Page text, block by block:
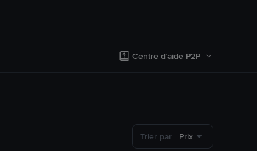
Centre d’aide P2P
Trier par Prix